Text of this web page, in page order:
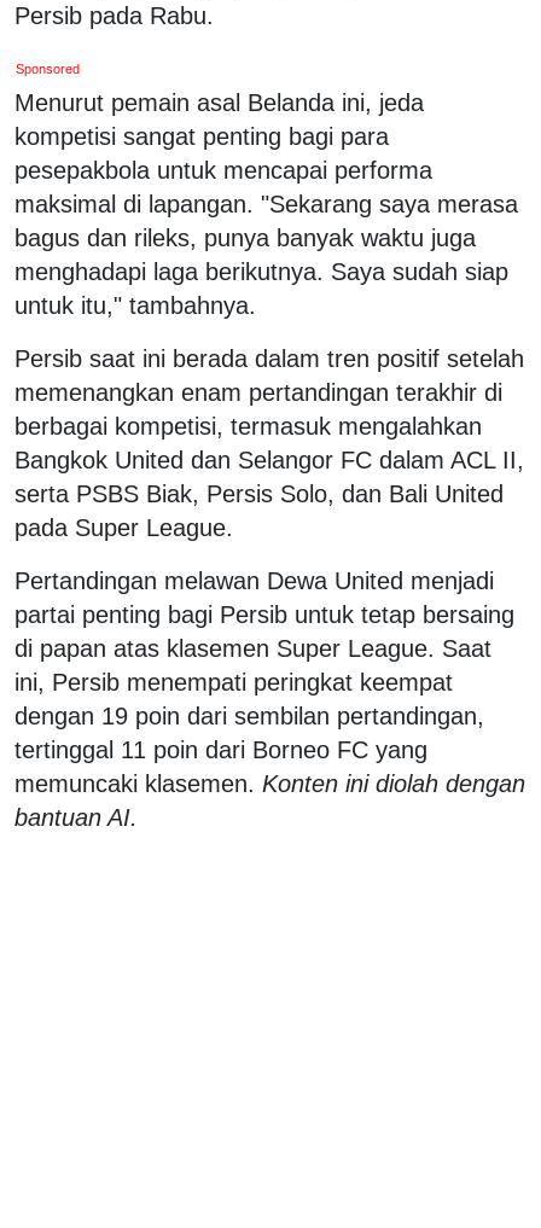
Persib pada Rabu.
Sponsored
Menurut pemain asal Belanda ini, jeda
kompetisi sangat penting bagi para
pesepakbola untuk mencapai performa
maksimal di lapangan. "Sekarang saya merasa
bagus dan rileks, punya banyak waktu juga
menghadapi laga berikutnya. Saya sudah siap
untuk itu," tambahnya.
Persib saat ini berada dalam tren positif setelah
memenangkan enam pertandingan terakhir di
berbagai kompetisi, termasuk mengalahkan
Bangkok United dan Selangor FC dalam ACL II,
serta PSBS Biak, Persis Solo, dan Bali United
pada Super League.
Pertandingan melawan Dewa United menjadi
partai penting bagi Persib untuk tetap bersaing
di papan atas klasemen Super League. Saat
ini, Persib menempati peringkat keempat
dengan 19 poin dari sembilan pertandingan,
tertinggal 11 poin dari Borneo FC yang
memuncaki klasemen. Konten ini diolah dengan
bantuan AI.